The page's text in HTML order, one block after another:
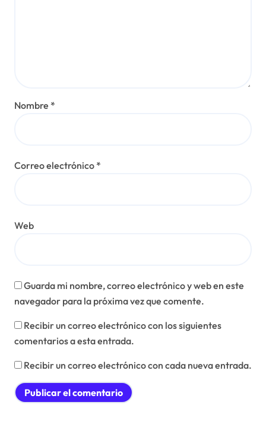
Nombre *
Correo electrónico *
Web
Guarda mi nombre, correo electrónico y web en este
navegador para la próxima vez que comente.
Recibir un correo electrónico con los siguientes
comentarios a esta entrada.
Recibir un correo electrónico con cada nueva entrada.